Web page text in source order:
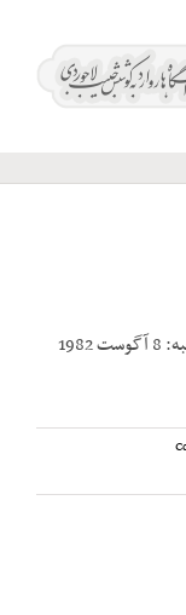
روایت‌کننده: آقای دکتر محمد باهری تاریخ مصاحبه: 8 آگوست 1982